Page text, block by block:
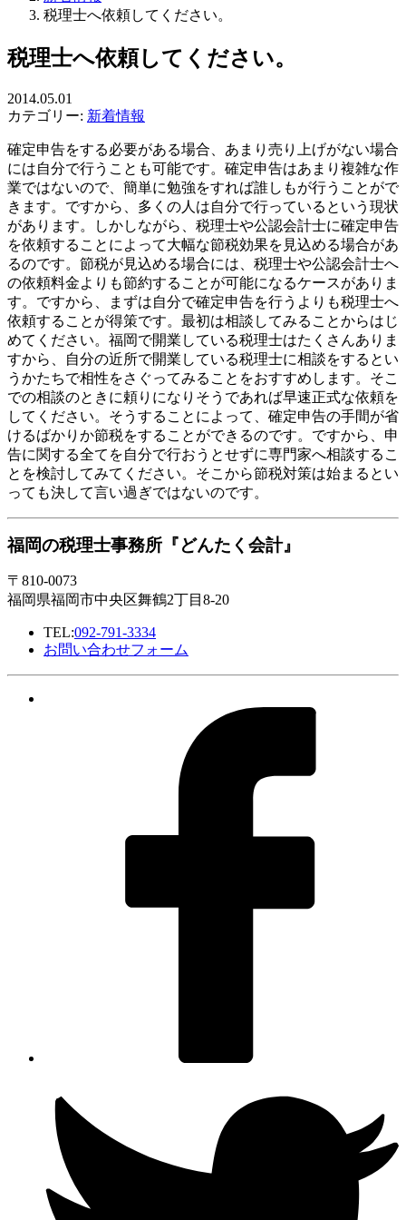
税理士へ依頼してください。
税理士へ依頼してください。
2014.05.01
カテゴリー: 新着情報
確定申告をする必要がある場合、あまり売り上げがない場合
には自分で行うことも可能です。確定申告はあまり複雑な作
業ではないので、簡単に勉強をすれば誰しもが行うことがで
きます。ですから、多くの人は自分で行っているという現状
があります。しかしながら、税理士や公認会計士に確定申告
を依頼することによって大幅な節税効果を見込める場合があ
るのです。節税が見込める場合には、税理士や公認会計士へ
の依頼料金よりも節約することが可能になるケースがありま
す。ですから、まずは自分で確定申告を行うよりも税理士へ
依頼することが得策です。最初は相談してみることからはじ
めてください。福岡で開業している税理士はたくさんありま
すから、自分の近所で開業している税理士に相談をするとい
うかたちで相性をさぐってみることをおすすめします。そこ
での相談のときに頼りになりそうであれば早速正式な依頼を
してください。そうすることによって、確定申告の手間が省
けるばかりか節税をすることができるのです。ですから、申
告に関する全てを自分で行おうとせずに専門家へ相談するこ
とを検討してみてください。そこから節税対策は始まるとい
っても決して言い過ぎではないのです。
福岡の税理士事務所『どんたく会計』
〒810-0073
福岡県福岡市中央区舞鶴2丁目8-20
TEL:092-791-3334
お問い合わせフォーム